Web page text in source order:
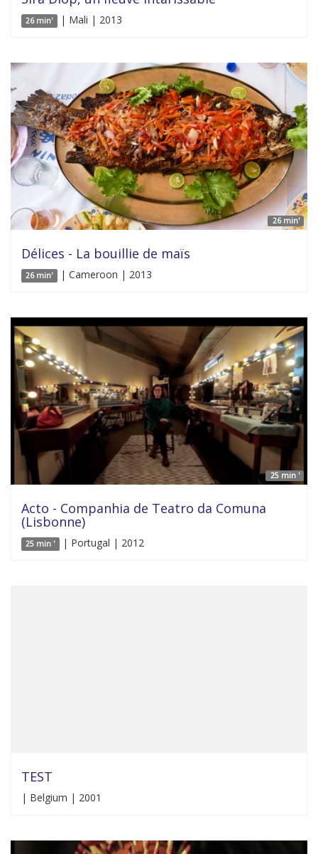
26 min' | Mali | 2013
26 min'
Délices - La bouillie de maïs
26 min' | Cameroon | 2013
25 min '
Acto - Companhia de Teatro da Comuna
(Lisbonne)
25 min ' | Portugal | 2012
TEST
| Belgium | 2001